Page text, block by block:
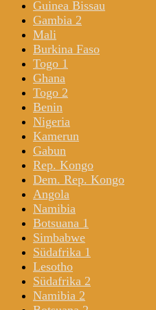
Guinea Bissau
Gambia 2
Mali
Burkina Faso
Togo 1
Ghana
Togo 2
Benin
Nigeria
Kamerun
Gabun
Rep. Kongo
Dem. Rep. Kongo
Angola
Namibia
Botsuana 1
Simbabwe
Südafrika 1
Lesotho
Südafrika 2
Namibia 2